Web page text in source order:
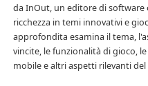
da InOut, un editore di software
ricchezza in temi innovativi e
approfondita esamina il tema,
vincite, le funzionalità di gioco,
mobile e altri aspetti rilevanti del